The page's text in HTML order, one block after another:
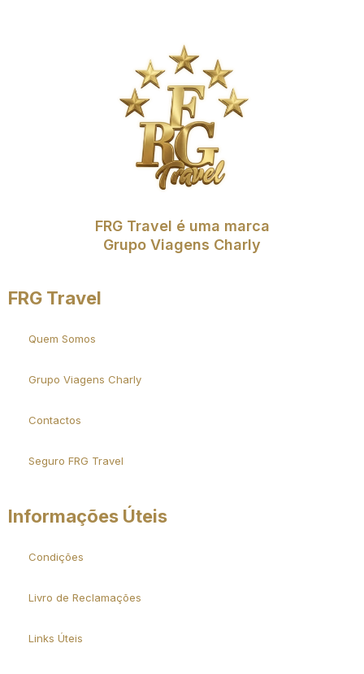
FRG Travel é uma marca
Grupo Viagens Charly
FRG Travel
Quem Somos
Grupo Viagens Charly
Contactos
Seguro FRG Travel
Informações Úteis
Condições
Livro de Reclamações
Links Úteis